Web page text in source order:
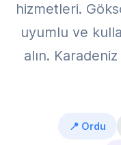
hizmetleri.
uyumlu ve
alın.
📍 Ordu